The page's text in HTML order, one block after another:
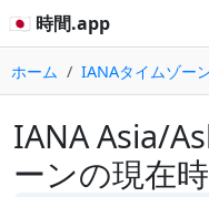
🇯🇵 時間.app
ホーム IANAタイムゾー
IANA Asia/
ーンの現在